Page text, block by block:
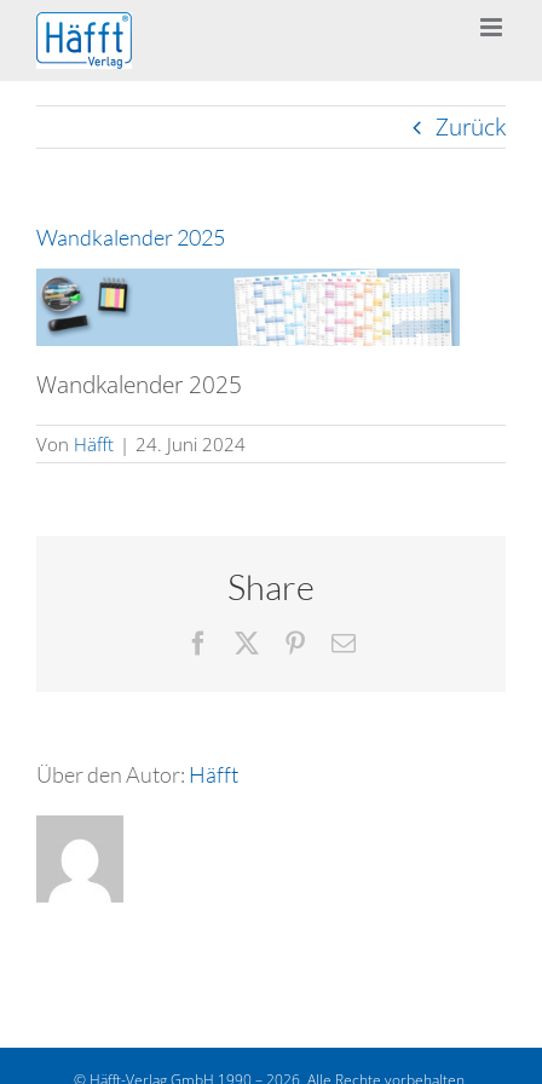
Zum
Inhalt
springen
Zurück
Wandkalender 2025
Wandkalender 2025
Von Häfft | 24. Juni 2024
Share
Facebook Pinterest
E-
Über den Autor: Häfft
© Häfft-Verlag GmbH 1990 – 2026. Alle Rechte vorbehalten.